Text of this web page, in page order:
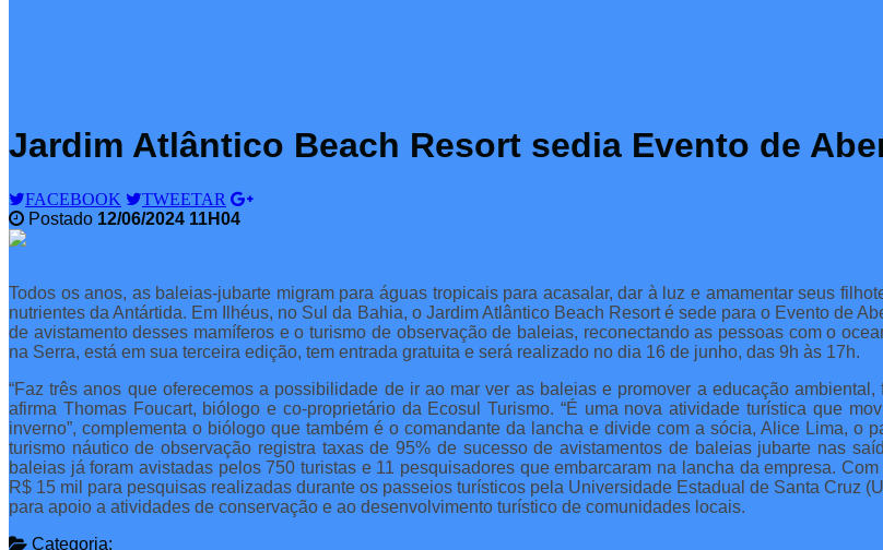
Jardim Atlântico Beach Resort sedia Evento de
FACEBOOK
TWEETAR
Postado 12/06/2024 11H04
Todos os anos, as baleias-jubarte migram para águas tropicais para acasalar, dar à luz e amamentar seus
nutrientes da Antártida. Em Ilhéus, no Sul da Bahia, o Jardim Atlântico Beach Resort é sede para o Evento de
de avistamento desses mamíferos e o turismo de observação de baleias, reconectando as pessoas com o
na Serra, está em sua terceira edição, tem entrada gratuita e será realizado no dia 16 de junho, das 9h às 17h.
“Faz três anos que oferecemos a possibilidade de ir ao mar ver as baleias e promover a educação
afirma Thomas Foucart, biólogo e co-proprietário da Ecosul Turismo. “É uma nova atividade turística que
inverno”, complementa o biólogo que também é o comandante da lancha e divide com a sócia, Alice Lima, o
turismo náutico de observação registra taxas de 95% de sucesso de avistamentos de baleias jubarte nas
baleias já foram avistadas pelos 750 turistas e 11 pesquisadores que embarcaram na lancha da empresa.
R$ 15 mil para pesquisas realizadas durante os passeios turísticos pela Universidade Estadual de Santa Cruz
para apoio a atividades de conservação e ao desenvolvimento turístico de comunidades locais.
Categoria: